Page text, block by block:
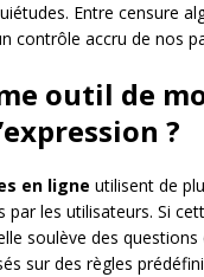
Entre censure
contrôle accru de nos
outil de
?
en ligne utilisent de
par les utilisateurs. Si
soulève des questions
sur des règles